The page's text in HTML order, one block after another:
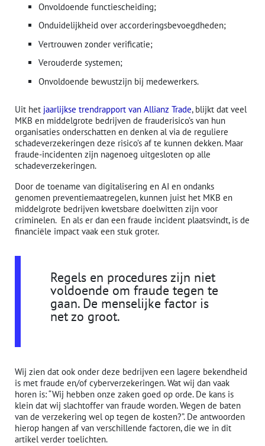
Onvoldoende functiescheiding;
Onduidelijkheid over accorderingsbevoegdheden;
Vertrouwen zonder verificatie;
Verouderde systemen;
Onvoldoende bewustzijn bij medewerkers.
Uit het jaarlijkse trendrapport van Allianz Trade, blijkt dat veel
MKB en middelgrote bedrijven de frauderisico’s van hun
organisaties onderschatten en denken al via de reguliere
schadeverzekeringen deze risico’s af te kunnen dekken. Maar
fraude-incidenten zijn nagenoeg uitgesloten op alle
schadeverzekeringen.
Door de toename van digitalisering en AI en ondanks
genomen preventiemaatregelen, kunnen juist het MKB en
middelgrote bedrijven kwetsbare doelwitten zijn voor
criminelen. En als er dan een fraude incident plaatsvindt, is de
financiële impact vaak een stuk groter.
Regels en procedures zijn niet
voldoende om fraude tegen te
gaan. De menselijke factor is
net zo groot.
Wij zien dat ook onder deze bedrijven een lagere bekendheid
is met fraude en/of cyberverzekeringen. Wat wij dan vaak
horen is: “Wij hebben onze zaken goed op orde. De kans is
klein dat wij slachtoffer van fraude worden. Wegen de baten
van de verzekering wel op tegen de kosten?”. De antwoorden
hierop hangen af van verschillende factoren, die we in dit
artikel verder toelichten.